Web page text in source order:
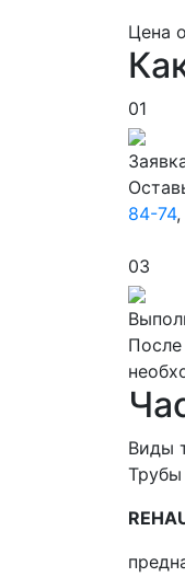
Цена
01
84-74,
03
После
Виды
Трубы